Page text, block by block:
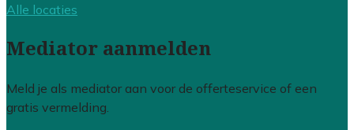
Alle locaties
Mediator aanmelden
Meld je als mediator aan voor de offerteservice of een
gratis vermelding.